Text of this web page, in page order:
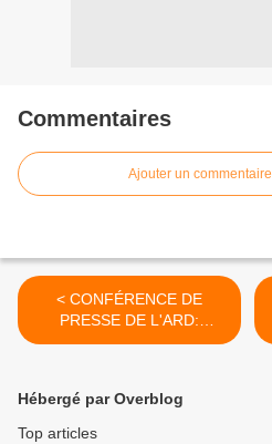
Commentaires
Ajouter un commentaire
< CONFÉRENCE DE
PRESSE DE L'ARD:
MATHIAS DZON HAUSSE
Hébergé par Overblog
Top articles